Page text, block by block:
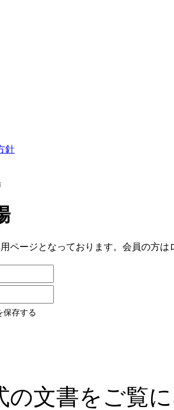
針
ページとなっております。会員の方は
保存する
の文書をご覧